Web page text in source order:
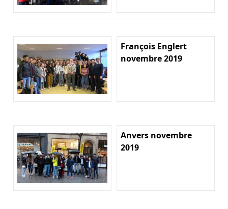
François Englert
novembre 2019
Anvers novembre
2019